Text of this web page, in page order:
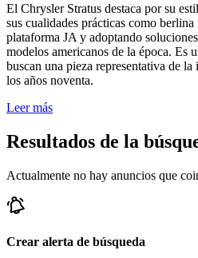
El Chrysler Stratus destaca por su
sus cualidades prácticas como
plataforma JA y adoptando
modelos americanos de la época. Es
buscan una pieza representativa de
los años noventa.
Leer más
Resultados de la
Actualmente no hay anuncios que
Crear alerta de búsqueda